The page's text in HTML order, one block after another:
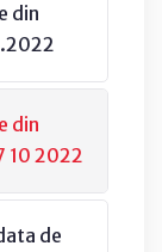
din
din
10 2022
de